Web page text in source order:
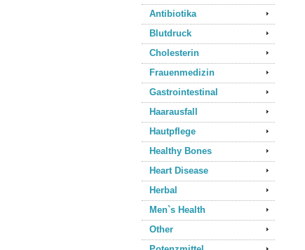
Antibiotika
Blutdruck
Cholesterin
Frauenmedizin
Gastrointestinal
Haarausfall
Hautpflege
Healthy Bones
Heart Disease
Herbal
Men`s Health
Other